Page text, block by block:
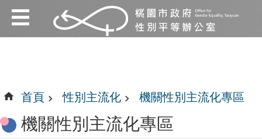
跳到主要內容區塊
:::
:::
首頁 性別主流化 機關性別主流化專區
機關性別主流化專區